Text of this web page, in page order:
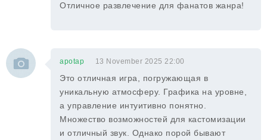
Отличное развлечение для фанатов жанра!
apotap 13 November 2025 22:00
Это отличная игра, погружающая в
уникальную атмосферу. Графика на уровне,
а управление интуитивно понятно.
Множество возможностей для кастомизации
и отличный звук. Однако порой бывают